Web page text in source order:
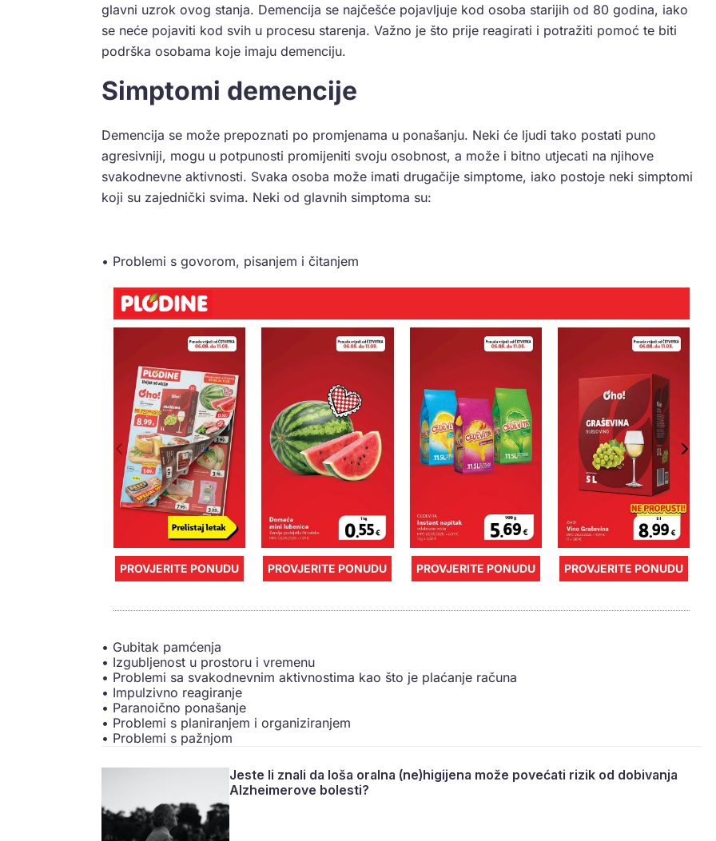
glavni uzrok ovog stanja. Demencija se najčešće pojavljuje kod osoba starijih od 80 godina, iako
se neće pojaviti kod svih u procesu starenja. Važno je što prije reagirati i potražiti pomoć te biti
podrška osobama koje imaju demenciju.
Simptomi demencije
Demencija se može prepoznati po promjenama u ponašanju. Neki će ljudi tako postati puno
agresivniji, mogu u potpunosti promijeniti svoju osobnost, a može i bitno utjecati na njihove
svakodnevne aktivnosti. Svaka osoba može imati drugačije simptome, iako postoje neki simptomi
koji su zajednički svima. Neki od glavnih simptoma su:
• Problemi s govorom, pisanjem i čitanjem
PROVJERITE PONUDU PROVJERITE PONUDU PROVJERITE PONUDU PROVJERITE PONUDU
• Gubitak pamćenja
• Izgubljenost u prostoru i vremenu
• Problemi sa svakodnevnim aktivnostima kao što je plaćanje računa
• Impulzivno reagiranje
• Paranoično ponašanje
• Problemi s planiranjem i organiziranjem
• Problemi s pažnjom
Jeste li znali da loša oralna (ne)higijena može povećati rizik od dobivanja
Alzheimerove bolesti?